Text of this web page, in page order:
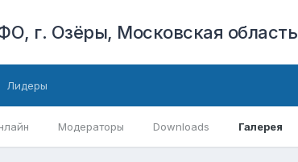
г. Озёры, Московская область
Модераторы Downloads Галерея
Лидеры